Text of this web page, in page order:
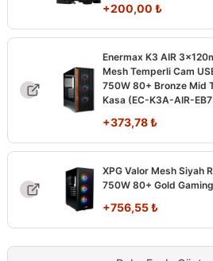
+200,00 ₺
Enermax K3 AIR
Mesh Temperli Cam
750W 80+ Bronze Mid
Kasa (EC-K3A-AIR-
+373,78₺
XPG Valor Mesh Siyah
750W 80+ Gold
+756,55₺